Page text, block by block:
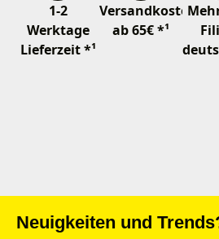
1-2
Werktage
Lieferzeit *¹
Versandkostenfrei
ab 65€ *¹
Neuigkeiten und